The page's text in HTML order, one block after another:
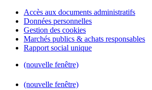
Accès aux documents administratifs
Données personnelles
Gestion des cookies
Marchés publics & achats responsables
Rapport social unique
(nouvelle fenêtre)
(nouvelle fenêtre)